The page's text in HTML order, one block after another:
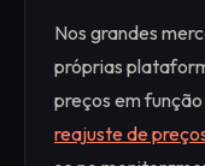
Nos grandes
próprias
preços em
reajuste de